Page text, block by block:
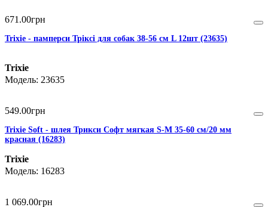
671 .00грн
Trixie - памперси Тріксі для собак 38-56 см L 12шт (23635)
Trixie
23635
549.00грн
Trixie Soft - шлея Трикси Софт мягкая S-M 35-60 см/20 мм
красная (16283)
Trixie
16283
1 069.00грн